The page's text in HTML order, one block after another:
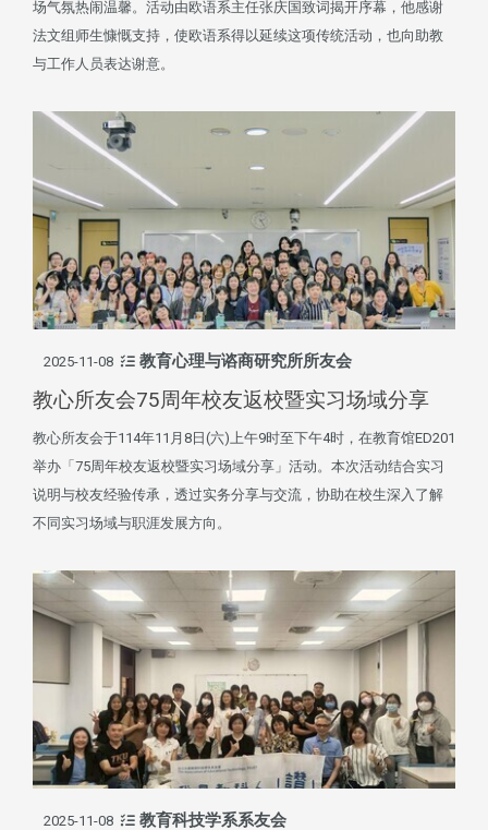
场气氛热闹温馨。活动由欧语系主任张庆国致词揭开序幕，他感谢
法文组师生慷慨支持，使欧语系得以延续这项传统活动，也向助教
与工作人员表达谢意。
2025-11-08 教育心理与谘商研究所所友会
教心所友会75周年校友返校暨实习场域分享
教心所友会于114年11月8日(六)上午9时至下午4时，在教育馆ED201
举办「75周年校友返校暨实习场域分享」活动。本次活动结合实习
说明与校友经验传承，透过实务分享与交流，协助在校生深入了解
不同实习场域与职涯发展方向。
2025-11-08 教育科技学系系友会